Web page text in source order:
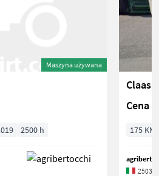
Maszyna używana
2500 h
Claas
Cena
175
25030